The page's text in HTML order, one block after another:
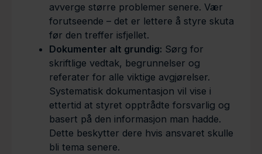
avverge større problemer senere. Vær
forutseende – det er lettere å styre skuta
før den treffer isfjellet.
Dokumenter alt grundig: Sørg for
skriftlige vedtak, begrunnelser og
referater for alle viktige avgjørelser.
Systematisk dokumentasjon vil vise i
ettertid at styret opptrådte forsvarlig og
basert på den informasjon man hadde.
Dette beskytter dere hvis ansvaret skulle
bli tema senere.